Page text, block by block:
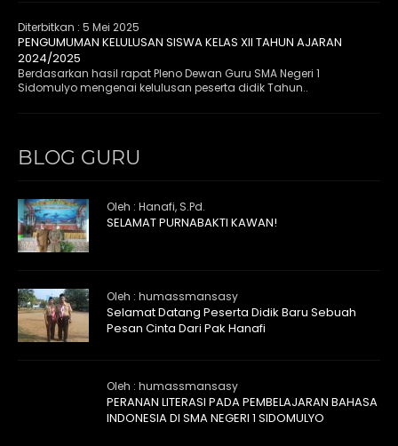
Diterbitkan : 5 Mei 2025
PENGUMUMAN KELULUSAN SISWA KELAS XII TAHUN AJARAN
2024/2025
Berdasarkan hasil rapat Pleno Dewan Guru SMA Negeri 1
Sidomulyo mengenai kelulusan peserta didik Tahun..
BLOG GURU
Oleh : Hanafi, S.Pd.
SELAMAT PURNABAKTI KAWAN!
Oleh : humassmansasy
Selamat Datang Peserta Didik Baru Sebuah
Pesan Cinta Dari Pak Hanafi
Oleh : humassmansasy
PERANAN LITERASI PADA PEMBELAJARAN BAHASA
INDONESIA DI SMA NEGERI 1 SIDOMULYO